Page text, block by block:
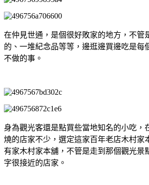
在仲見世通，是個很好敗家的地方，不管
的、一堆紀念品等等，邊逛邊買邊吃是每
不做的事。
身為觀光客還是點買些當地知名的小吃，
燒的店家不少，選定這家百年老店木村家
有家木村家本舖，不管是走到那個觀光景
字很接近的店家。